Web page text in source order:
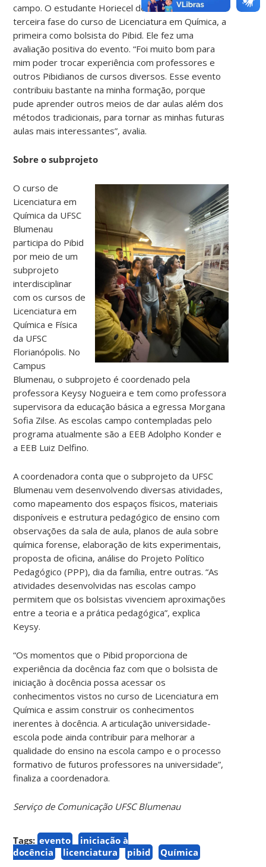
campo. O estudante Horiecel dos Santos está na
terceira fase do curso de Licenciatura em Química, a
primeira como bolsista do Pibid. Ele fez uma
avaliação positiva do evento. “Foi muito bom para
mim poder trocar experiência com professores e
outros Pibidianos de cursos diversos. Esse evento
contribuiu bastante na minha formação, porque
pude aprender outros meios de dar aulas além dos
métodos tradicionais, para tornar as minhas futuras
aulas mais interessantes”, avalia.
Sobre o subprojeto
O curso de
Licenciatura em
Química da UFSC
Blumenau
participa do Pibid
por meio de um
subprojeto
interdisciplinar
com os cursos de
Licenciatura em
Química e Física
da UFSC
Florianópolis. No
Campus
Blumenau, o subprojeto é coordenado pela
professora Keysy Nogueira e tem como professora
supervisora da educação básica a egressa Morgana
Sofia Zilse. As escolas campo contempladas pelo
programa atualmente são a EEB Adolpho Konder e
a EEB Luiz Delfino.
A coordenadora conta que o subprojeto da UFSC
Blumenau vem desenvolvendo diversas atividades,
como mapeamento dos espaços físicos, materiais
disponíveis e estrutura pedagógico de ensino com
observações da sala de aula, planos de aula sobre
química forense, elaboração de kits experimentais,
proposta de oficina, análise do Projeto Político
Pedagógico (PPP), dia da família, entre outras. “As
atividades desenvolvidas nas escolas campo
permitem que os bolsistas vivenciem aproximações
entre a teoria e a prática pedagógica”, explica
Keysy.
“Os momentos que o Pibid proporciona de
experiência da docência faz com que o bolsista de
iniciação à docência possa acessar os
conhecimentos vistos no curso de Licenciatura em
Química e assim construir os conhecimentos
inerentes à docência. A articulação universidade-
escola pode ainda contribuir para melhorar a
qualidade do ensino na escola campo e o processo
formativo de futuros professores na universidade”,
finaliza a coordenadora.
Serviço de Comunicação UFSC Blumenau
Tags: evento
iniciação à
docência
licenciatura pibid Química